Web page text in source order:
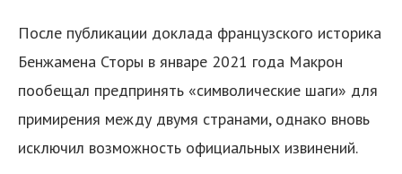
После публикации доклада французского историка
Бенжамена Сторы в январе 2021 года Макрон
пообещал предпринять «символические шаги» для
примирения между двумя странами, однако вновь
исключил возможность официальных извинений.